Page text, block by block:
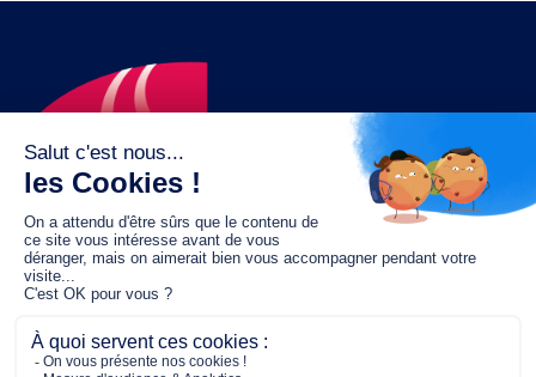
Le fonds de dotation MGC s’engage à
jouer un rôle dans la prévention santé
pour tous.
2/4 place de l’Abbé G. Hénocque
75637 PARIS CEDEX 13